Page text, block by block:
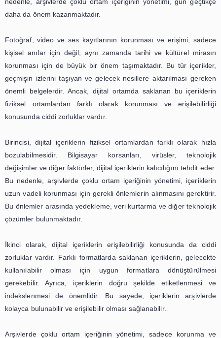
Çoklu ortam içeriği, günümüzde dijital dünyanın
hayatlarını belgelemek, anılarını saklamak ve
kullandıkları önemli araçlardır. Ancak, bu tür içeriklerin
korunması, dijital çağın getirdiği zorluklarla karşı
nedenle, arşivlerde çoklu ortam içeriğinin yönetimi,
daha da önem kazanmaktadır.
kişisel anılar için değil, aynı zamanda tarihi ve
korunması için de büyük bir önem taşımaktadır. Bu
geçmişin izlerini taşıyan ve gelecek nesillere
önemli belgelerdir. Ancak, dijital ortamda saklanan bu
fiziksel ortamlardan farklı olarak korunması ve
konusunda ciddi zorluklar vardır.
Birincisi, dijital içeriklerin fiziksel ortamlardan farklı
bozulabilmesidir. Bilgisayar korsanları, virüsler,
değişimler ve diğer faktörler, dijital içeriklerin kalıcılığını
Bu nedenle, arşivlerde çoklu ortam içeriğinin yönetimi,
uzun vadeli korunması için gerekli önlemlerin alınmasını